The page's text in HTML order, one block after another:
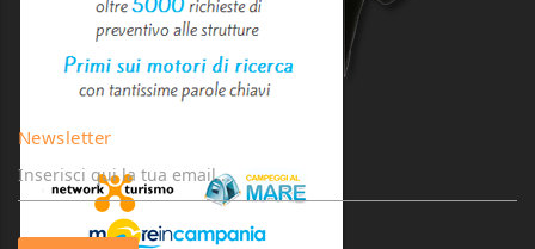
Newsletter